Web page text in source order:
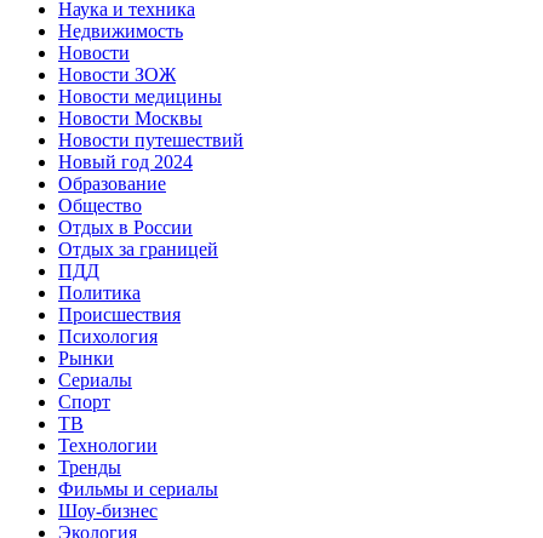
Наука и техника
Недвижимость
Новости
Новости ЗОЖ
Новости медицины
Новости Москвы
Новости путешествий
Новый год 2024
Образование
Общество
Отдых в России
Отдых за границей
ПДД
Политика
Происшествия
Психология
Рынки
Сериалы
Спорт
ТВ
Технологии
Тренды
Фильмы и сериалы
Шоу-бизнес
Экология